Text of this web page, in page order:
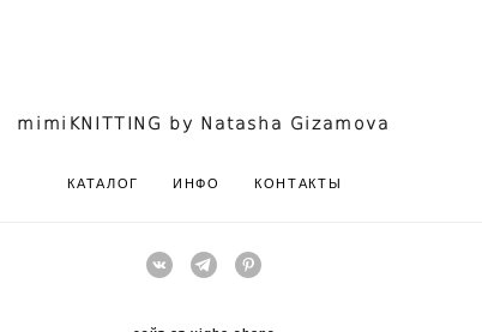
mimiKNITTING by Natasha Gizamova
КАТАЛОГ ИНФО КОНТАКТЫ